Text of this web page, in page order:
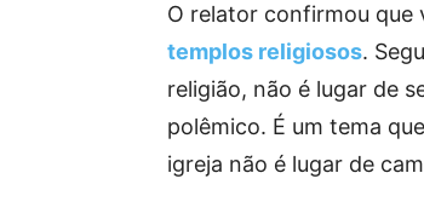
O relator confirmou que
templos religiosos.
religião, não é lugar de
polêmico. É um tema
igreja não é lugar de